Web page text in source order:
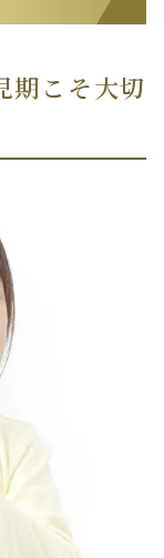
期こそ大切